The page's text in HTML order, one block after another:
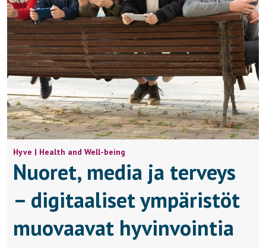
Hyve | Health and Well-being
Nuoret, media ja terveys
– digitaaliset ympäristöt
muovaavat hyvinvointia